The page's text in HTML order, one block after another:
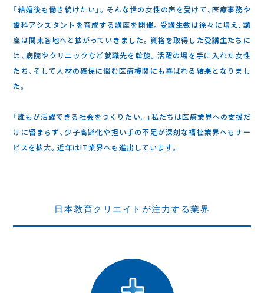
「結婚後も働き続けたい」。そんな世の女性の声を受けて、医療事務や
歯科アシスタントを育成する講座を開催。受講生数は徐々に増え、講
座は関東各地へと拡がっていきました。資格を取得した受講生たちに
は、病院やクリニックなど就職先を斡旋。活躍の場を手に入れた女性
たち、そして人材の確保に悩む医療機関にも喜ばれる結果となりまし
た。
「誰もが活躍できる社会をつくりたい。」私たちは医療業界への支援だ
けに留まらず、少子高齢化や担い手の不足が深刻な福祉業界へもサー
ビスを拡大。近年はIT業界へも進出しています。
日本教育クリエイトが注力する業界